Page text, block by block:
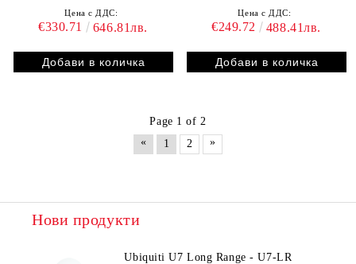
Цена с ДДС:
€330.71 646.81лв.
Цена с ДДС:
€249.72 488.41лв.
Page 1 of 2
«
1 2 »
Нови продукти
Ubiquiti U7 Long Range - U7-LR